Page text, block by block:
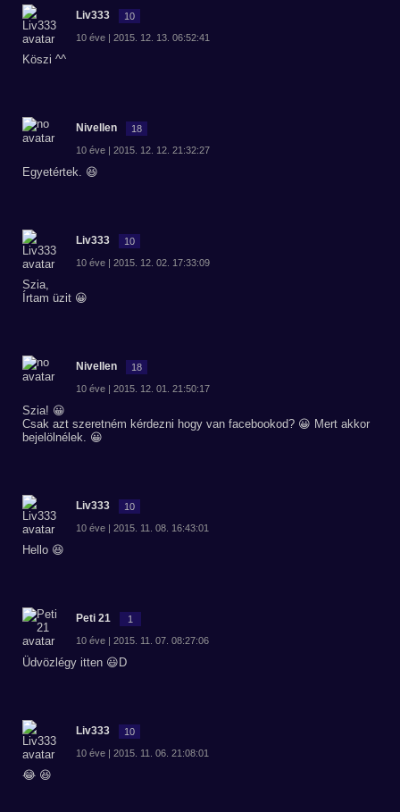
Liv333 10
10 éve | 2015. 12. 13. 06:52:41
Köszi ^^
Nivellen 18
10 éve | 2015. 12. 12. 21:32:27
Egyetértek. 😆
Liv333 10
10 éve | 2015. 12. 02. 17:33:09
Szia,
Írtam üzit 😀
Nivellen 18
10 éve | 2015. 12. 01. 21:50:17
Szia! 😀
Csak azt szeretném kérdezni hogy van facebookod? 😀 Mert akkor
bejelölnélek. 😀
Liv333 10
10 éve | 2015. 11. 08. 16:43:01
Hello 😆
Peti 21 1
10 éve | 2015. 11. 07. 08:27:06
Üdvözlégy itten 😃D
Liv333 10
10 éve | 2015. 11. 06. 21:08:01
😂 😆